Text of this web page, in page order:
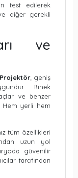
test edilerek
diğer gerekli
ve
, geniş
Binek
ve benzer
Hem yerli hem
tüm özellikleri
uzun yol
güvenilir
tarafından